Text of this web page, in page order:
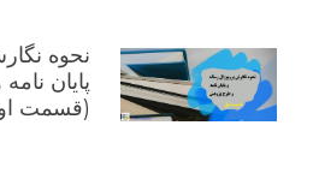
نحوه
پایان
(قسمت